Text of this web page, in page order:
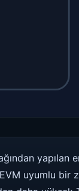
uyumlu bir